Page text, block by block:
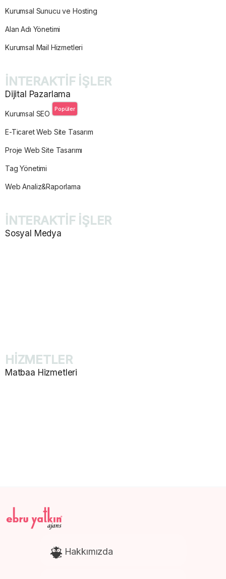
Kurumsal Sunucu ve Hosting
Alan Adı Yönetimi
Kurumsal Mail Hizmetleri
İNTERAKTİF İŞLER
Dijital Pazarlama
Kurumsal SEO
Popüler
E-Ticaret Web Site Tasarım
Proje Web Site Tasarımı
Tag Yönetimi
Web Analiz&Raporlama
İNTERAKTİF İŞLER
Sosyal Medya
HİZMETLER
Matbaa Hizmetleri
Hakkımızda